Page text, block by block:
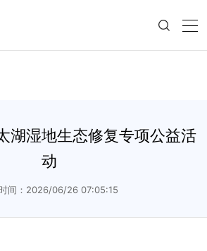
湖湿地生态修复专项公益活
动
间：2026/06/26 07:05:15